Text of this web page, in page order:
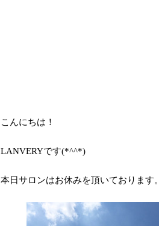
こんにちは！
LANVERYです(*^^*)
本日サロンはお休みを頂いております。